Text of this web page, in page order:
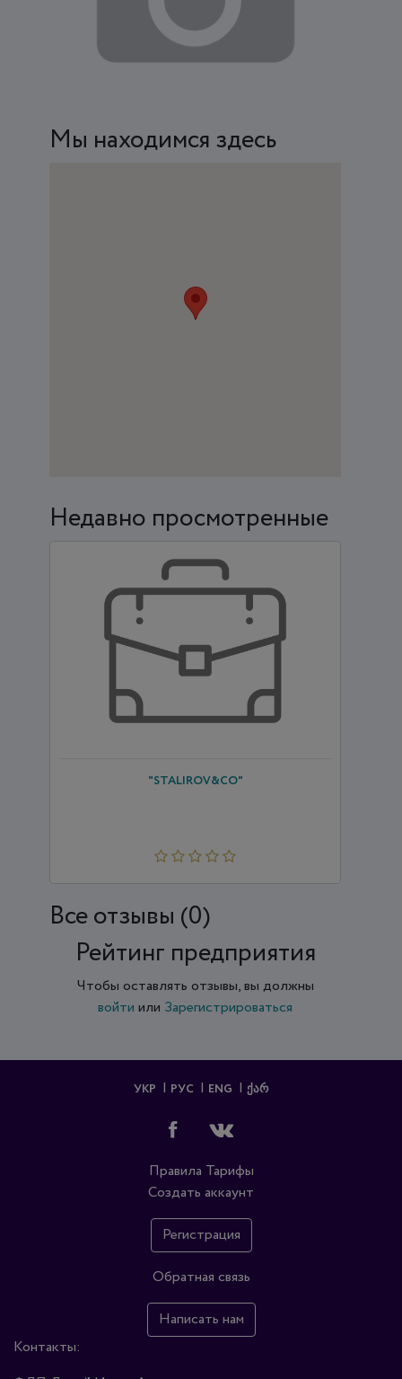
Мы находимся здесь
Недавно просмотренные
"STALIROV&CO"
Все отзывы (0)
Рейтинг предприятия
Чтобы оставлять отзывы, вы должны
войти или Зарегистрироваться
УКР РУС ENG ᲥᲐᲠ
Правила Тарифы
Создать аккаунт
Регистрация
Обратная связь
Написать нам
Контакты: